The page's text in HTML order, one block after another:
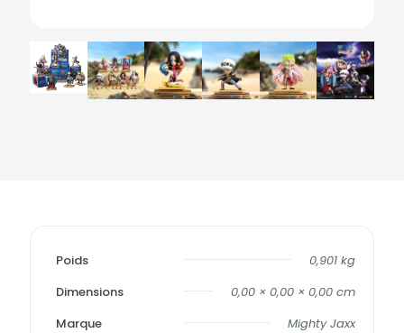
Poids
0,901 kg
Dimensions
0,00 × 0,00 × 0,00 cm
Marque
Mighty Jaxx